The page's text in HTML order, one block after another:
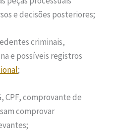
e decisões posteriores;
criminais,
e possíveis registros
;
CPF, comprovante de
comprovar